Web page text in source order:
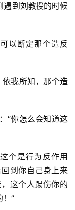
遇到刘教授的时候
以断定那个造反
我所知，那个造
你怎么会知道这
个是行为反作用
到你自己身上来
这个人踢伤你的
！”